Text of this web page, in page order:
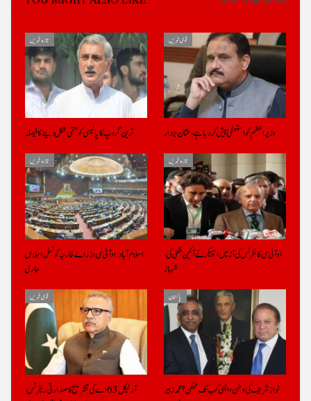
تازہ خبریں
ترین گروپ کا پالیسی کو حتمی شکل دینے کا فیصلہ
قومی خبریں
وزیراعظم کو استعفیٰ پیش کر دیا ہے، عثمان بزدار
تازہ خبریں
اسلام آباد: او آئی سی وزرائے خارجہ کونسل اجلاس
جاری
تازہ خبریں
او آئی سی کانفرنس کی آڑ میں اسپیکر نے آئین شکنی کی،
شہباز
قومی خبریں
آرٹیکل 63 اے کی تشریح کا صدارتی ریفرنس،
پاکستان
نواز شریف کی وطن واپسی کب تک ممکن؟ محمد زبیر